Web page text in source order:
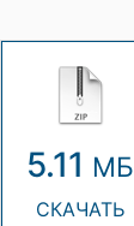
5.11 МБ
СКАЧАТЬ